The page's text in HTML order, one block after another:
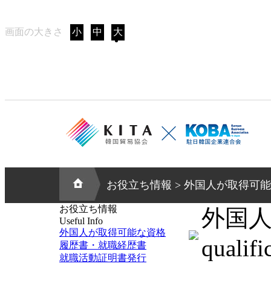
画面の大きさ 小 中 大
お役立ち情報 > 外国人が取得可
お役立ち情報
Useful Info
外国人が取得可能な資格
履歴書・就職経歴書
就職活動証明書発行
外国